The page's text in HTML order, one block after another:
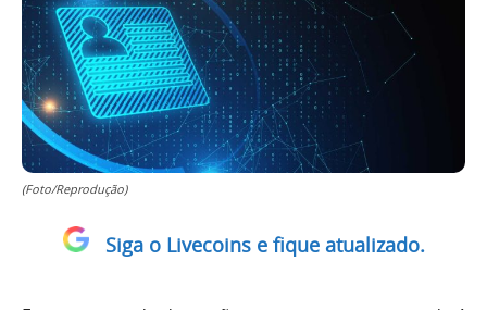
(Foto/Reprodução)
Siga o Livecoins e fique atualizado.